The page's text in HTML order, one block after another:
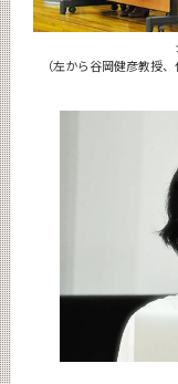
（左から谷岡健彦教授